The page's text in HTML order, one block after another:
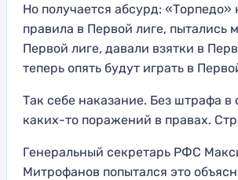
Но получается абсурд:
правила в Первой лиге, пытались
Первой лиге, давали взятки в
теперь опять будут играть в
Так себе наказание. Без штрафа в
каких-то поражений в правах.
Генеральный секретарь РФС
Митрофанов попытался это